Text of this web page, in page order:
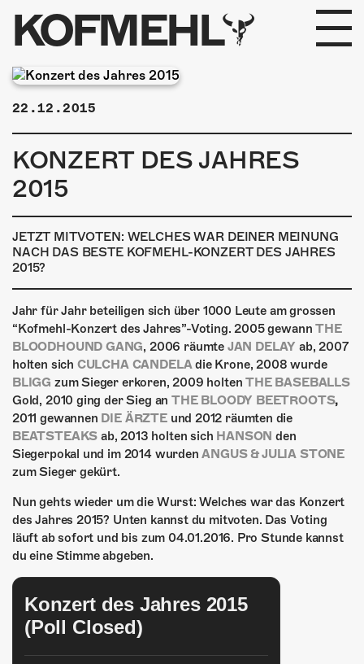
KOFMEHL
PROGRAMM
FABRIKGEFLÜSTER
GALERIE
PHOTOMAT
INFOS
KONTAKT
ÜBER UNS
GÖNNEREI
SHOP
MITMACHEN
22.12.2015
KONZERT DES JAHRES
2015
JETZT MITVOTEN: WELCHES WAR DEINER MEINUNG
NACH DAS BESTE KOFMEHL-KONZERT DES JAHRES
2015?
Jahr für Jahr beteiligen sich über 1000 Leute am grossen
“Kofmehl-Konzert des Jahres”-Voting. 2005 gewannTHE
BLOODHOUND GANG, 2006 räumte JAN DELAY ab, 2007
holten sich CULCHA CANDELAdie Krone, 2008 wurde
BLIGG zum Sieger erkoren, 2009 holtenTHE BASEBALLS
Gold, 2010 ging der Sieg an THE BLOODY BEETROOTS,
2011 gewannen DIE ÄRZTE und 2012 räumten die
BEATSTEAKS ab, 2013 holten sich HANSON den
Siegerpokal und im 2014 wurdenANGUS & JULIA STONE
zum Sieger gekürt.
Nun gehts wieder um die Wurst: Welches war das Konzert
des Jahres 2015? Unten kannst du mitvoten. Das Voting
läuft ab sofort und bis zum 04.01.2016. Pro Stunde kannst
du eine Stimme abgeben.
Konzert des Jahres 2015
(Poll Closed)